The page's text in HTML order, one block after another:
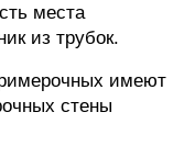
места
из трубок.
имеют
стены